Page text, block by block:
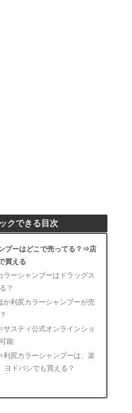
クできる目次
プーはどこで売ってる？⇒店
買える
ーシャンプーはドラッグス
？
利尻カラーシャンプーが売
スティ公式オンラインショ
能
尻カラーシャンプーは、楽
ヨドバシでも買える？